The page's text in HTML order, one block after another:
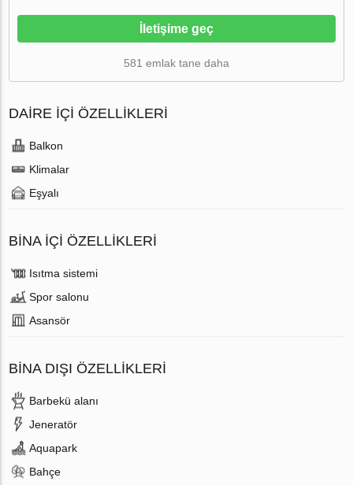
İletişime geç
581 emlak tane daha
DAIRE IÇI ÖZELLIKLERI
Balkon
Klimalar
Eşyalı
BINA İÇI ÖZELLIKLERI
Isıtma sistemi
Spor salonu
Аsansör
BINA DIŞI ÖZELLIKLERI
Barbekü alanı
Jeneratör
Aquapark
Bahçe